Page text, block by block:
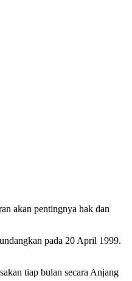
akan pentingnya hak dan
pada 20 April 1999.
tiap bulan secara Anjang